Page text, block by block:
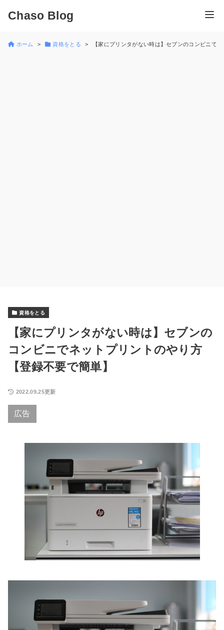
Chaso Blog
ホーム 資格をとる 【家にプリンタがない時は】セブンのコンビニで
資格をとる
【家にプリンタがない時は】セブンの
コンビニでネットプリントのやり方
【登録不要で簡単】
2022.09.25更新
広告